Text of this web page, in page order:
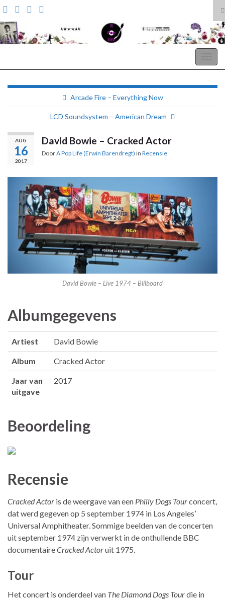
Search for:
Arcade Fire – Everything Now
LCD Soundsystem – American Dream
AUG
16
2017
David Bowie – Cracked Actor
DoorA Pop Life (Erwin Barendregt) in Recensie
David Bowie – Live 1974 – Billboard
Albumgegevens
Artiest David Bowie
Album Cracked Actor
Jaar van
uitgave
2017
Beoordeling
Recensie
Cracked Actor is de weergave van een Philly Dogs Tourconcert,
dat werd gegeven op 5 september 1974 in Los Angeles’
Universal Amphitheater. Sommige beelden van de concerten
uit september 1974 zijn verwerkt in de onthullende BBC
documentaireCracked Actoruit 1975.
Tour
Het concert is onderdeel van The Diamond Dogs Tourdie in